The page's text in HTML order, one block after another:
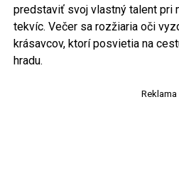
predstaviť svoj vlastný talent pri
tekvíc. Večer sa rozžiaria oči
krásavcov, ktorí posvietia na
hradu.
Reklama